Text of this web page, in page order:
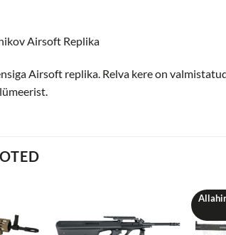
Airsoft Replika
Airsoft replika. Relva kere on